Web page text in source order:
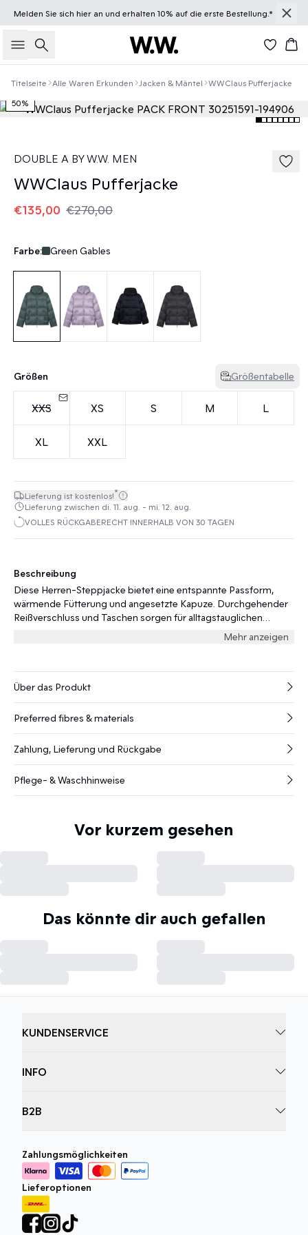
Melden Sie sich hieran und erhalten 10% auf die erste Bestellung.*
Suche
Titelseite Alle Waren Erkunden Jacken & Mäntel WWClaus Pufferjacke
50%
DOUBLE A BY W.W. MEN
WWClaus Pufferjacke
€135,00 €270,00
Farbe: Green Gables
Größen Größentabelle
XXS XS S M L
XL XXL
Lieferung ist kostenlos!*
Lieferung zwischen di. 11. aug. - mi. 12. aug.
VOLLES RÜCKGABERECHT INNERHALB VON 30 TAGEN
Beschreibung
Diese Herren-Steppjacke bietet eine entspannte Passform,
wärmende Fütterung und angesetzte Kapuze. Durchgehender
Reißverschluss und Taschen sorgen für alltagstauglichen
Mehr anzeigen
Über das Produkt
Preferred fibres & materials
Zahlung, Lieferung und Rückgabe
Pflege- & Waschhinweise
Vor kurzem gesehen
Das könnte dir auch gefallen
KUNDENSERVICE
INFO
B2B
Zahlungsmöglichkeiten
Lieferoptionen